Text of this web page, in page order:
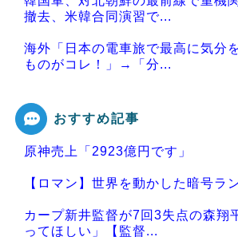
撤去、米韓合同演習で...
海外「日本の電車旅で最高に気分
ものがコレ！」→「分...
Powered by livedoor 相互RSS
おすすめ記事
原神売上「2923億円です」
【ロマン】世界を動かした暗号ラ
カープ新井監督が7回3失点の森翔
ってほしい」【監督...